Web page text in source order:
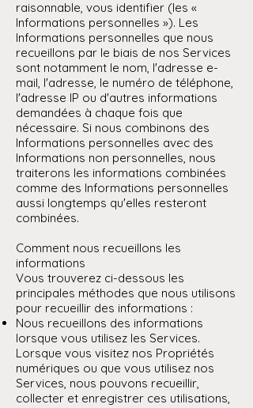
raisonnable, vous identifier (les «
Informations personnelles »). Les
Informations personnelles que nous
recueillons par le biais de nos Services
sont notamment le nom, l'adresse e-
mail, l'adresse, le numéro de téléphone,
l'adresse IP ou d'autres informations
demandées à chaque fois que
nécessaire. Si nous combinons des
Informations personnelles avec des
Informations non personnelles, nous
traiterons les informations combinées
comme des Informations personnelles
aussi longtemps qu'elles resteront
combinées.
Comment nous recueillons les
informations
Vous trouverez ci-dessous les
principales méthodes que nous utilisons
pour recueillir des informations :
Nous recueillons des informations
lorsque vous utilisez les Services.
Lorsque vous visitez nos Propriétés
numériques ou que vous utilisez nos
Services, nous pouvons recueillir,
collecter et enregistrer ces utilisations,